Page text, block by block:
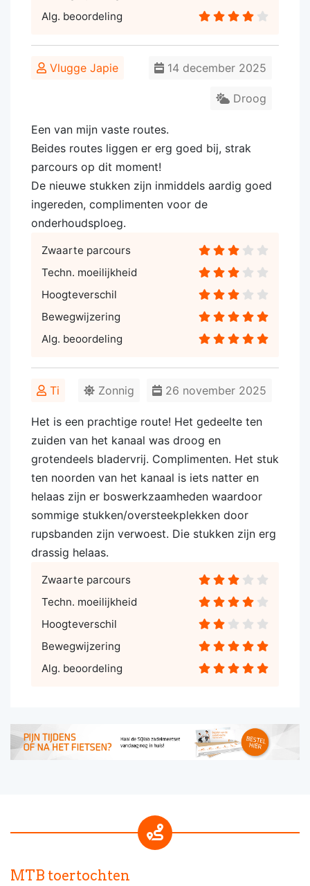
Alg. beoordeling
Vlugge Japie 14 december 2025
Droog
Een van mijn vaste routes.
Beides routes liggen er erg goed bij, strak
parcours op dit moment!
De nieuwe stukken zijn inmiddels aardig goed
ingereden, complimenten voor de
onderhoudsploeg.
Zwaarte parcours
Techn. moeilijkheid
Hoogteverschil
Bewegwijzering
Alg. beoordeling
Ti 26 november 2025
Zonnig
Het is een prachtige route! Het gedeelte ten
zuiden van het kanaal was droog en
grotendeels bladervrij. Complimenten. Het stuk
ten noorden van het kanaal is iets natter en
helaas zijn er boswerkzaamheden waardoor
sommige stukken/oversteekplekken door
rupsbanden zijn verwoest. Die stukken zijn erg
drassig helaas.
Zwaarte parcours
Techn. moeilijkheid
Hoogteverschil
Bewegwijzering
Alg. beoordeling
MTB toertochten